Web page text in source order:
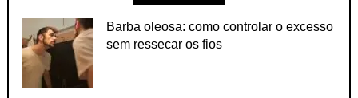
Barba oleosa: como controlar o excesso
sem ressecar os fios